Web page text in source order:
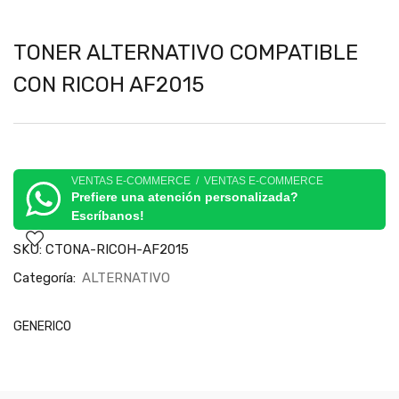
TONER ALTERNATIVO COMPATIBLE
CON RICOH AF2015
VENTAS E-COMMERCE / VENTAS E-COMMERCE
Prefiere una atención personalizada?
Escríbanos!
SKU: CTONA-RICOH-AF2015
Categoría: ALTERNATIVO
GENERICO